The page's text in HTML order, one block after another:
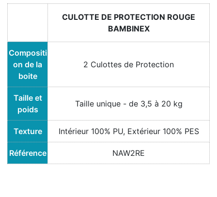
CULOTTE DE PROTECTION ROUGE
BAMBINEX
Compositi
on de la
boite
2 Culottes de Protection
Taille et
poids
Taille unique - de 3,5 à 20 kg
Texture Intérieur 100% PU, Extérieur 100% PES
Référence NAW2RE